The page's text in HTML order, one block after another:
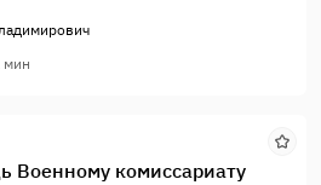
с родителями обратился к нам со
повестка — необходимо
комиссариата. Позвонил по
и сами все узнаете».
мин
Военному комиссариату